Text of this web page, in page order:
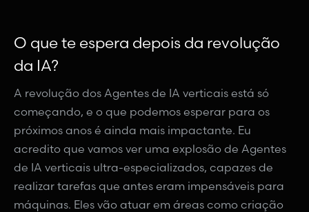
O que te espera depois da revolução
da IA?
A revolução dos Agentes de IA verticais está só
começando, e o que podemos esperar para os
próximos anos é ainda mais impactante. Eu
acredito que vamos ver uma explosão de Agentes
de IA verticais ultra-especializados, capazes de
realizar tarefas que antes eram impensáveis para
máquinas. Eles vão atuar em áreas como criação